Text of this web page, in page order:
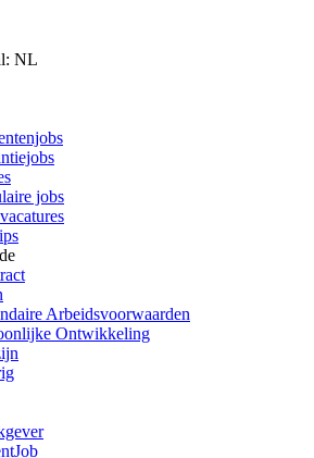
NL
jobs
Arbeidsvoorwaarden
Ontwikkeling